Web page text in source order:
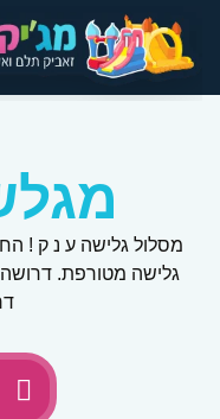
גלישה מטורפת.